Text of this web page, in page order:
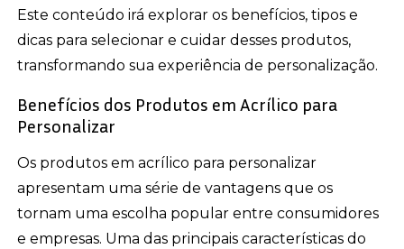
Este conteúdo irá explorar os benefícios, tipos e
dicas para selecionar e cuidar desses produtos,
transformando sua experiência de personalização.
Benefícios dos Produtos em Acrílico para
Personalizar
Os produtos em acrílico para personalizar
apresentam uma série de vantagens que os
tornam uma escolha popular entre consumidores
e empresas. Uma das principais características do